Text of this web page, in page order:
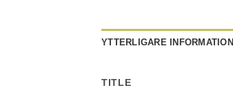
YTTERLIGARE INFORMATION
TITLE